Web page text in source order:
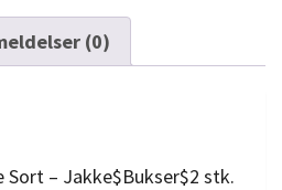
(0)
– Jakke$Bukser$2 stk.